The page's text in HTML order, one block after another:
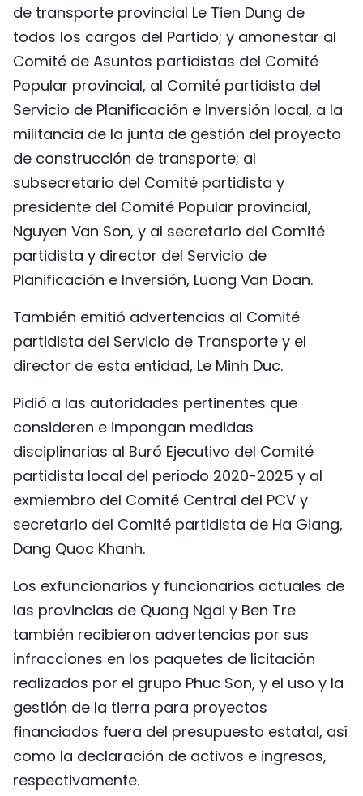
de transporte provincial Le Tien Dung de
todos los cargos del Partido; y amonestar al
Comité de Asuntos partidistas del Comité
Popular provincial, al Comité partidista del
Servicio de Planificación e Inversión local, a la
militancia de la junta de gestión del proyecto
de construcción de transporte; al
subsecretario del Comité partidista y
presidente del Comité Popular provincial,
Nguyen Van Son, y al secretario del Comité
partidista y director del Servicio de
Planificación e Inversión, Luong Van Doan.
También emitió advertencias al Comité
partidista del Servicio de Transporte y el
director de esta entidad, Le Minh Duc.
Pidió a las autoridades pertinentes que
consideren e impongan medidas
disciplinarias al Buró Ejecutivo del Comité
partidista local del período 2020-2025 y al
exmiembro del Comité Central del PCV y
secretario del Comité partidista de Ha Giang,
Dang Quoc Khanh.
Los exfuncionarios y funcionarios actuales de
las provincias de Quang Ngai y Ben Tre
también recibieron advertencias por sus
infracciones en los paquetes de licitación
realizados por el grupo Phuc Son, y el uso y la
gestión de la tierra para proyectos
financiados fuera del presupuesto estatal, así
como la declaración de activos e ingresos,
respectivamente.